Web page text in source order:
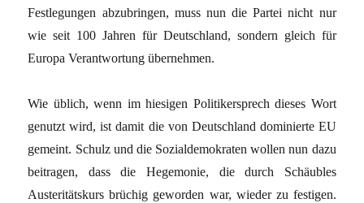
Festlegungen abzubringen, muss nun die Partei nicht nur
wie seit 100 Jahren für Deutschland, sondern gleich für
Europa Verantwortung übernehmen.
Wie üblich, wenn im hiesigen Politikersprech dieses Wort
genutzt wird, ist damit die von Deutschland dominierte EU
gemeint. Schulz und die Sozialdemokraten wollen nun dazu
beitragen, dass die Hegemonie, die durch Schäubles
Austeritätskurs brüchig geworden war, wieder zu festigen.